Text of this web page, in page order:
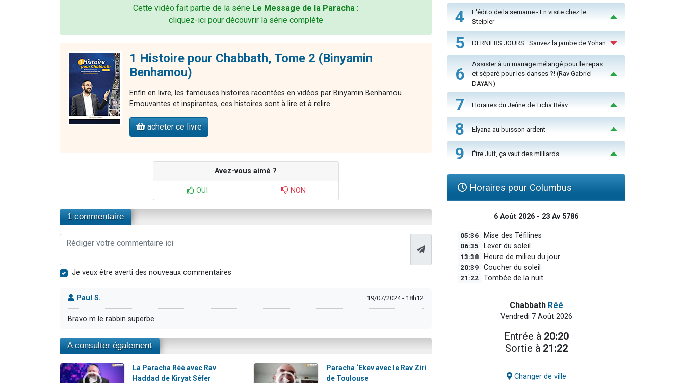
Cette vidéo fait partie de la série Le Message de la Paracha :
cliquez-ici pour découvrir la série complète
1 Histoire pour Chabbath, Tome 2 (Binyamin
Benhamou)
Enfin en livre, les fameuses histoires racontées en vidéos par Binyamin Benhamou.
Emouvantes et inspirantes, ces histoires sont à lire et à relire.
acheter ce livre
Avez-vous aimé ?
OUI NON
1 commentaire
Je veux être averti des nouveaux commentaires
Paul S. 19/07/2024 - 18h12
Bravo m le rabbin superbe
A consulter également
La Paracha Réé avec Rav
Haddad de Kiryat Séfer
Paracha ‘Ekev avec le Rav Ziri
de Toulouse
4
L'édito de la semaine - En visite chez le
Steipler
5 DERNIERS JOURS : Sauvez la jambe de Yohan
6
Assister à un mariage mélangé pour le repas
et séparé pour les danses ?! (Rav Gabriel
DAYAN)
7 Horaires du Jeûne de Ticha Béav
8 Elyana au buisson ardent
9 Être Juif, ça vaut des milliards
Horaires pour Columbus
6 Août 2026 - 23 Av 5786
05:36 Mise des Téfilines
06:35 Lever du soleil
13:38 Heure de milieu du jour
20:39 Coucher du soleil
21:22 Tombée de la nuit
Chabbath Réé
Vendredi 7 Août 2026
Entrée à 20:20
Sortie à 21:22
Changer de ville